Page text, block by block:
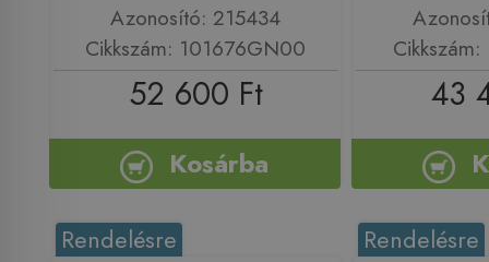
Azonosító: 215434
Cikkszám: 101676GN00
52 600 Ft
Kosárba
43
Rendelésre Rendelésre